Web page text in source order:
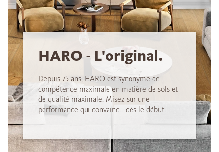
HARO - L'original.
Depuis 75 ans, HARO est synonyme de
compétence maximale en matière de sols et
de qualité maximale. Misez sur une
performance qui convainc - dès le début.